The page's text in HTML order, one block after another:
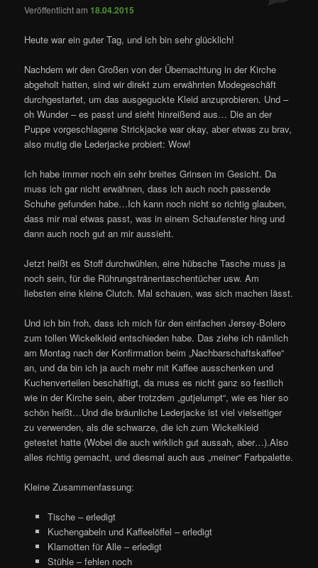
Veröffentlicht am18.04.2015
Heute war ein guter Tag, und ich bin sehr glücklich!
Nachdem wir den Großen von der Übernachtung in der Kirche
abgeholt hatten, sind wir direkt zum erwähnten Modegeschäft
durchgestartet, um das ausgeguckte Kleid anzuprobieren. Und –
oh Wunder – es passt und sieht hinreißend aus… Die an der
Puppe vorgeschlagene Strickjacke war okay, aber etwas zu brav,
also mutig die Lederjacke probiert: Wow!
Ich habe immer noch ein sehr breites Grinsen im Gesicht. Da
muss ich gar nicht erwähnen, dass ich auch noch passende
Schuhe gefunden habe…Ich kann noch nicht so richtig glauben,
dass mir mal etwas passt, was in einem Schaufenster hing und
dann auch noch gut an mir aussieht.
Jetzt heißt es Stoff durchwühlen, eine hübsche Tasche muss ja
noch sein, für die Rührungstränentaschentücher usw. Am
liebsten eine kleine Clutch. Mal schauen, was sich machen lässt.
Und ich bin froh, dass ich mich für den einfachen Jersey-Bolero
zum tollen Wickelkleid entschieden habe. Das ziehe ich nämlich
am Montag nach der Konfirmation beim „Nachbarschaftskaffee“
an, und da bin ich ja auch mehr mit Kaffee ausschenken und
Kuchenverteilen beschäftigt, da muss es nicht ganz so festlich
wie in der Kirche sein, aber trotzdem „gutjelumpt“, wie es hier so
schön heißt…Und die bräunliche Lederjacke ist viel vielseitiger
zu verwenden, als die schwarze, die ich zum Wickelkleid
getestet hatte (Wobei die auch wirklich gut aussah, aber…).Also
alles richtig gemacht, und diesmal auch aus „meiner“ Farbpalette.
Kleine Zusammenfassung:
Tische – erledigt
Kuchengabeln und Kaffeelöffel – erledigt
Klamotten für Alle – erledigt
Stühle – fehlen noch